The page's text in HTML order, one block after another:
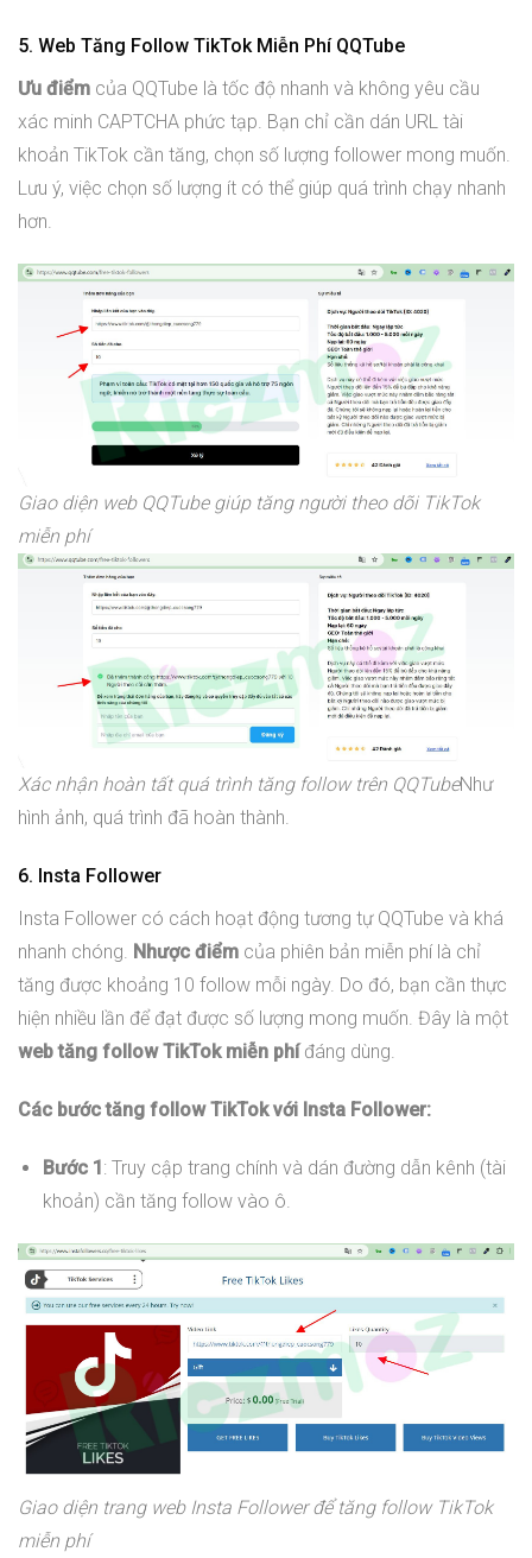
5. Web Tăng Follow TikTok Miễn Phí QQTube
Ưu điểm của QQTube là tốc độ nhanh và không yêu cầu
xác minh CAPTCHA phức tạp. Bạn chỉ cần dán URL tài
khoản TikTok cần tăng, chọn số lượng follower mong muốn.
Lưu ý, việc chọn số lượng ít có thể giúp quá trình chạy nhanh
hơn.
Giao diện web QQTube giúp tăng người theo dõi TikTok
miễn phí
Xác nhận hoàn tất quá trình tăng follow trên QQTubeNhư
hình ảnh, quá trình đã hoàn thành.
6. Insta Follower
Insta Follower có cách hoạt động tương tự QQTube và khá
nhanh chóng. Nhược điểm của phiên bản miễn phí là chỉ
tăng được khoảng 10 follow mỗi ngày. Do đó, bạn cần thực
hiện nhiều lần để đạt được số lượng mong muốn. Đây là một
web tăng follow TikTok miễn phíđáng dùng.
Các bước tăng follow TikTok với Insta Follower:
Bước 1: Truy cập trang chính và dán đường dẫn kênh (tài
khoản) cần tăng follow vào ô.
Giao diện trang web Insta Follower để tăng follow TikTok
miễn phí